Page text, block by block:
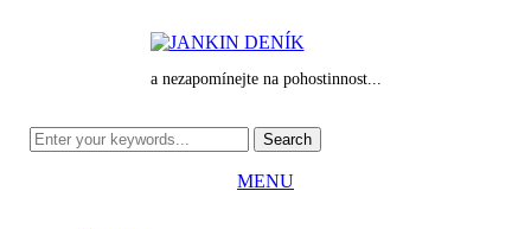
a nezapomínejte na pohostinnost...
MENU